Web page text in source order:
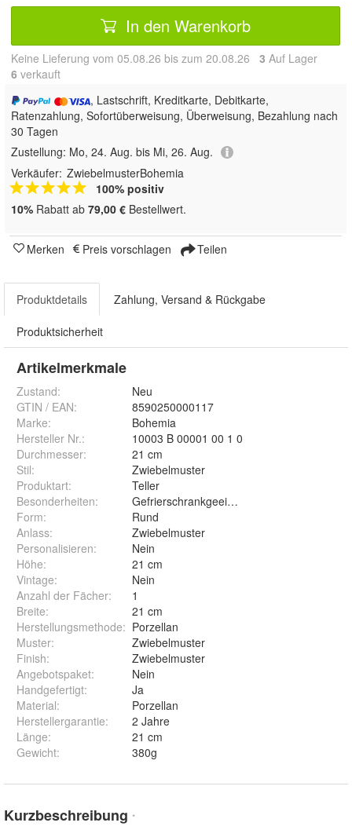
In den Warenkorb
Keine Lieferung vom 05.08.26 bis zum 20.08.26 3 Auf Lager
6 verkauft
, Lastschrift, Kreditkarte, Debitkarte,
Ratenzahlung, Sofortüberweisung, Überweisung, Bezahlung nach
30 Tagen
Zustellung: Mo, 24. Aug. bis Mi, 26. Aug.
Verkäufer: ZwiebelmusterBohemia
100% positiv
10% Rabatt ab 79,00 € Bestellwert.
Merken Preis vorschlagen Teilen
Produktdetails Zahlung, Versand & Rückgabe
Produktsicherheit
Artikelmerkmale
Zustand:
Neu
GTIN / EAN:
8590250000117
Marke:
Bohemia
Hersteller Nr.:
10003 B 00001 00 1 0
Durchmesser:
21 cm
Stil:
Zwiebelmuster
Produktart:
Teller
Besonderheiten:
Gefrierschrankgeeignet
Form:
Rund
Anlass:
Zwiebelmuster
Personalisieren:
Nein
Höhe:
21 cm
Vintage:
Nein
Anzahl der Fächer:
1
Breite:
21 cm
Herstellungsmethode: Porzellan
Muster:
Zwiebelmuster
Finish:
Zwiebelmuster
Angebotspaket:
Nein
Handgefertigt:
Ja
Material:
Porzellan
Herstellergarantie:
2 Jahre
Länge:
21 cm
Gewicht: 380g
Kurzbeschreibung *